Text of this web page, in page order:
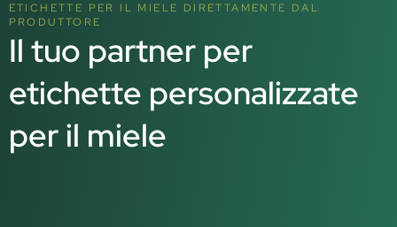
ETICHETTE PER IL MIELE DIRETTAMENTE DAL
PRODUTTORE
Il tuo partner per
etichette personalizzate
per il miele